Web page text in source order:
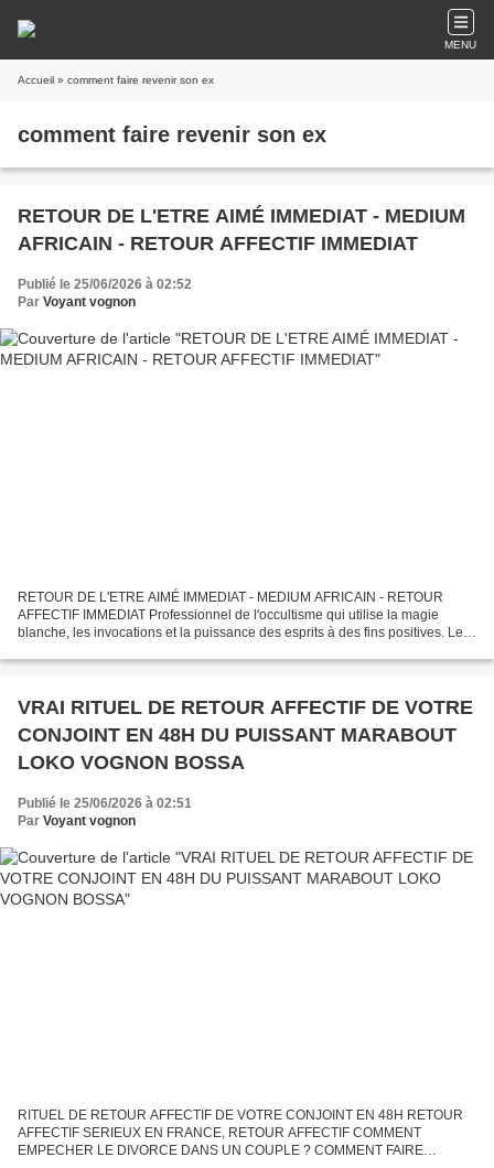
MENU
Accueil » comment faire revenir son ex
comment faire revenir son ex
RETOUR DE L'ETRE AIMÉ IMMEDIAT - MEDIUM
AFRICAIN - RETOUR AFFECTIF IMMEDIAT
Publié le 25/06/2026 à 02:52
Par Voyant vognon
RETOUR DE L'ETRE AIMÉ IMMEDIAT - MEDIUM AFRICAIN - RETOUR
AFFECTIF IMMEDIAT Professionnel de l'occultisme qui utilise la magie
blanche, les invocations et la puissance des esprits à des fins positives. Le
VRAI RITUEL DE RETOUR AFFECTIF DE VOTRE
CONJOINT EN 48H DU PUISSANT MARABOUT
LOKO VOGNON BOSSA
Publié le 25/06/2026 à 02:51
Par Voyant vognon
RITUEL DE RETOUR AFFECTIF DE VOTRE CONJOINT EN 48H RETOUR
AFFECTIF SERIEUX EN FRANCE, RETOUR AFFECTIF COMMENT
EMPECHER LE DIVORCE DANS UN COUPLE ? COMMENT FAIRE